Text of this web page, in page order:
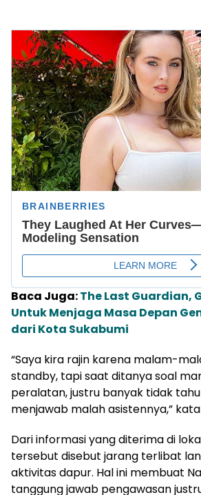
Baca Juga:The Last Guardian,
Untuk Menjaga Masa Depan
dari Kota Sukabumi
“Saya kira rajin karena malam-
standby, tapi saat ditanya soal
peralatan, justru banyak tidak
menjawab malah asistennya,”
Dari informasi yang diterima di
tersebut disebut jarang terlibat
aktivitas dapur. Hal ini membuat
tanggung jawab pengawasan